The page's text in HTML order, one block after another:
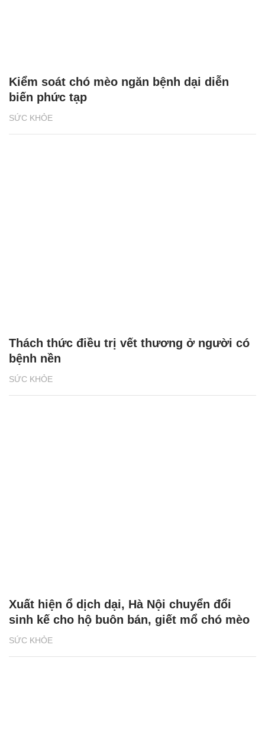
SỨC KHỎE
Kiểm soát chó mèo ngăn bệnh dại diễn
biến phức tạp
SỨC KHỎE
Thách thức điều trị vết thương ở người có
bệnh nền
SỨC KHỎE
Xuất hiện ổ dịch dại, Hà Nội chuyển đổi
sinh kế cho hộ buôn bán, giết mổ chó mèo